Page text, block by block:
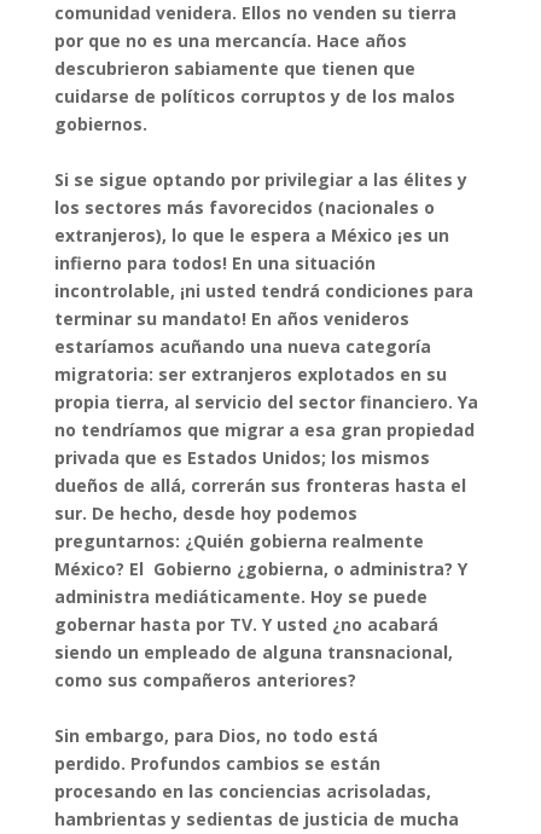
comunidad venidera. Ellos no venden su tierra
por que no es una mercancía. Hace años
descubrieron sabiamente que tienen que
cuidarse de políticos corruptos y de los malos
gobiernos.
Si se sigue optando por privilegiar a las élites y
los sectores más favorecidos (nacionales o
extranjeros), lo que le espera a México ¡es un
infierno para todos! En una situación
incontrolable, ¡ni usted tendrá condiciones para
terminar su mandato! En años venideros
estaríamos acuñando una nueva categoría
migratoria: ser extranjeros explotados en su
propia tierra, al servicio del sector financiero. Ya
no tendríamos que migrar a esa gran propiedad
privada que es Estados Unidos; los mismos
dueños de allá, correrán sus fronteras hasta el
sur. De hecho, desde hoy podemos
preguntarnos: ¿Quién gobierna realmente
México? El Gobierno ¿gobierna, o administra? Y
administra mediáticamente. Hoy se puede
gobernar hasta por TV. Y usted ¿no acabará
siendo un empleado de alguna transnacional,
como sus compañeros anteriores?
Sin embargo, para Dios, no todo está
perdido. Profundos cambios se están
procesando en las conciencias acrisoladas,
hambrientas y sedientas de justicia de mucha